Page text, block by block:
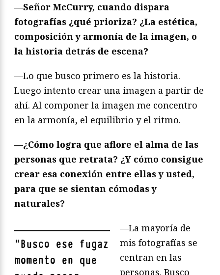
—Señor McCurry, cuando dispara
fotografías ¿qué prioriza? ¿La estética,
composición y armonía de la imagen, o
la historia detrás de escena?
—Lo que busco primero es la historia.
Luego intento crear una imagen a partir de
ahí. Al componer la imagen me concentro
en la armonía, el equilibrio y el ritmo.
—¿Cómo logra que aflore el alma de las
personas que retrata? ¿Y cómo consigue
crear esa conexión entre ellas y usted,
para que se sientan cómodas y
naturales?
"Busco ese fugaz
momento en que
—La mayoría de
mis fotografías se
centran en las
personas. Busco